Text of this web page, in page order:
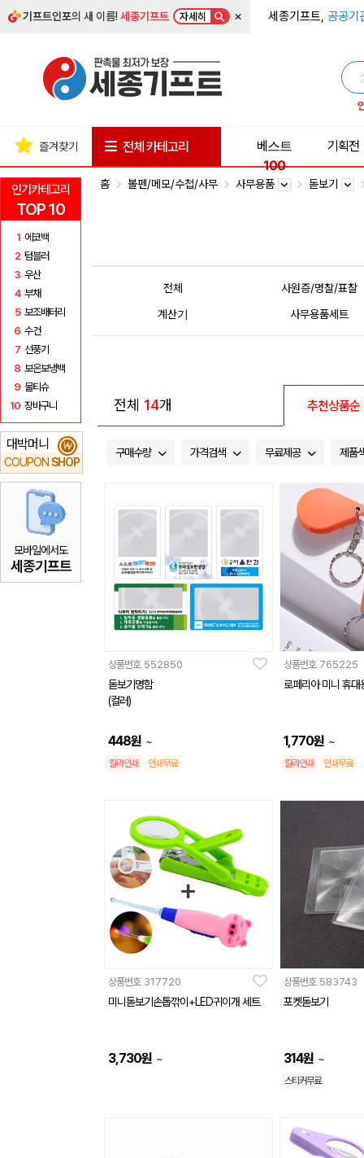
기프트인포의 새 이름!세종기프트 자세히 × 세종기프트, 공공기
인기카테고리
TOP 10
1 에코백
2 텀블러
3 우산
4 부채
5 보조배터리
6 수건
7 선풍기
8 보온보냉백
9 물티슈
10 장바구니
대박머니
COUPON SHOP
₩
모바일에서도
세종기프트
즐겨찾기 전체 카테고리
베스트
100
기획전
홈 볼펜/메모/수첩/사무 사무용품 돋보기
전체
사원증/명찰/표찰
계산기
사무용품세트
전체 14개 추천상품순
구매수량 가격검색 무료제공 제품
상품번호 552850
돋보기명함
(컬러)
448원 ~
칼라인쇄 인쇄무료
상품번호 765225
로페리아 미니 휴대
1,770원 ~
칼라인쇄 인쇄무료
상품번호 317720
미니돋보기손톱깎이+LED귀이개 세트
3,730원 ~
상품번호 583743
포켓돋보기
314원 ~
스티커무료